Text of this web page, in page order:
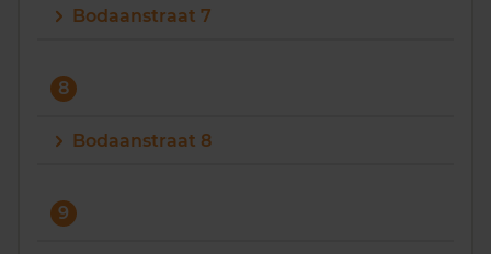
Bodaanstraat 7
8
Bodaanstraat 8
9